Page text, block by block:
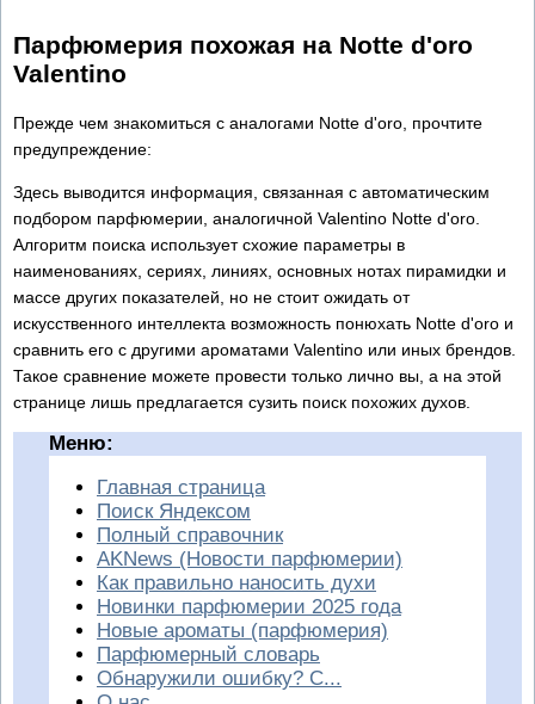
Парфюмерия похожая на Notte d'oro
Valentino
Прежде чем знакомиться с аналогами Notte d'oro, прочтите
предупреждение:
Здесь выводится информация, связанная с автоматическим
подбором парфюмерии, аналогичной Valentino Notte d'oro.
Алгоритм поиска использует схожие параметры в
наименованиях, сериях, линиях, основных нотах пирамидки и
массе других показателей, но не стоит ожидать от
искусственного интеллекта возможность понюхать Notte d'oro и
сравнить его с другими ароматами Valentino или иных брендов.
Такое сравнение можете провести только лично вы, а на этой
странице лишь предлагается сузить поиск похожих духов.
Меню:
Главная страница
Поиск Яндексом
Полный справочник
AKNews (Новости парфюмерии)
Как правильно наносить духи
Новинки парфюмерии 2025 года
Новые ароматы (парфюмерия)
Парфюмерный словарь
Обнаружили ошибку? С...